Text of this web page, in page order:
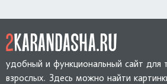
удобный и функциональный сайт для
взрослых. Здесь можно найти